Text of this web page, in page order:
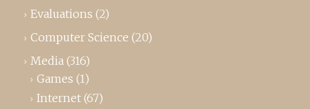
Evaluations (2)
Computer Science (20)
Media (316)
Games (1)
Internet (67)